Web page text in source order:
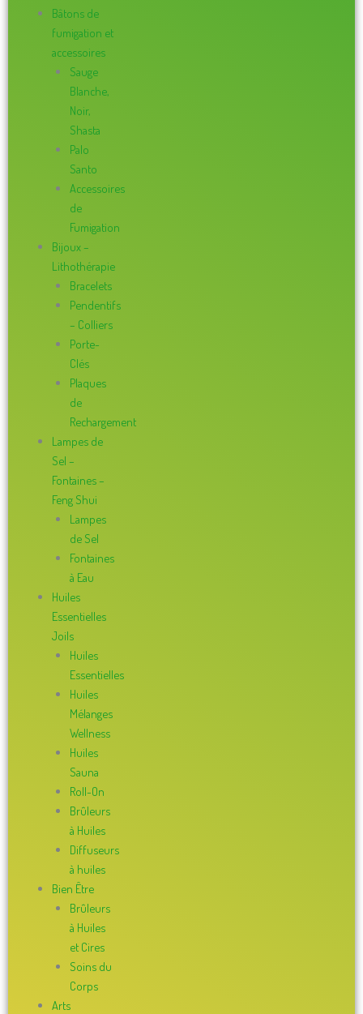
Bâtons de
fumigation et
accessoires
Sauge
Blanche,
Noir,
Shasta
Palo
Santo
Accessoires
de
Fumigation
Bijoux –
Lithothérapie
Bracelets
Pendentifs
– Colliers
Porte-
Clés
Plaques
de
Rechargement
Lampes de
Sel –
Fontaines –
Feng Shui
Lampes
de Sel
Fontaines
à Eau
Huiles
Essentielles
Joils
Huiles
Essentielles
Huiles
Mélanges
Wellness
Huiles
Sauna
Roll-On
Brûleurs
à Huiles
Diffuseurs
à huiles
Bien Être
Brûleurs
à Huiles
et Cires
Soins du
Corps
Arts